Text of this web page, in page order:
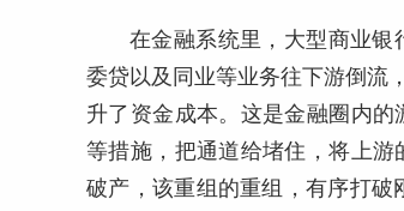
在金融系统里，大型商业银
委贷以及同业等业务往下游倒流
升了资金成本。这是金融圈内
等措施，把通道给堵住，将上
破产，该重组的重组，有序打破